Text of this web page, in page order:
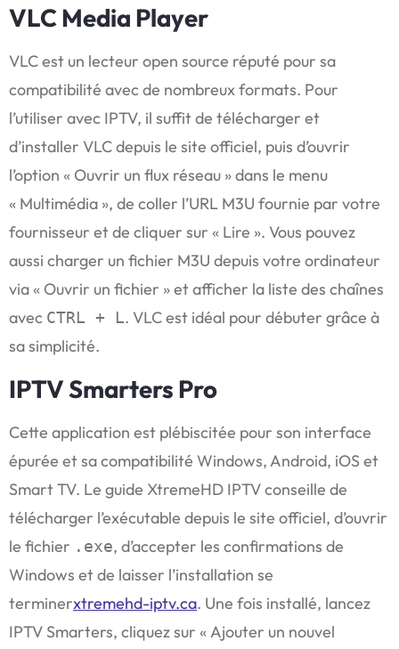
VLC Media Player
VLC est un lecteur open source réputé pour sa
compatibilité avec de nombreux formats. Pour
l’utiliser avec IPTV, il suffit de télécharger et
d’installer VLC depuis le site officiel, puis d’ouvrir
l’option « Ouvrir un flux réseau » dans le menu
« Multimédia », de coller l’URL M3U fournie par votre
fournisseur et de cliquer sur « Lire ». Vous pouvez
aussi charger un fichier M3U depuis votre ordinateur
via « Ouvrir un fichier » et afficher la liste des chaînes
avec CTRL + L. VLC est idéal pour débuter grâce à
sa simplicité.
IPTV Smarters Pro
Cette application est plébiscitée pour son interface
épurée et sa compatibilité Windows, Android, iOS et
Smart TV. Le guide XtremeHD IPTV conseille de
télécharger l’exécutable depuis le site officiel, d’ouvrir
le fichier .exe, d’accepter les confirmations de
Windows et de laisser l’installation se
terminerxtremehd-iptv.ca. Une fois installé, lancez
IPTV Smarters, cliquez sur « Ajouter un nouvel